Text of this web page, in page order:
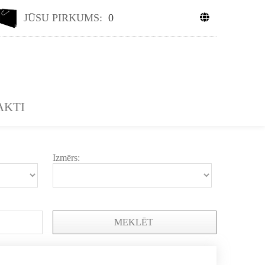
JŪSU PIRKUMS: 0
Izmērs:
MEKLĒT